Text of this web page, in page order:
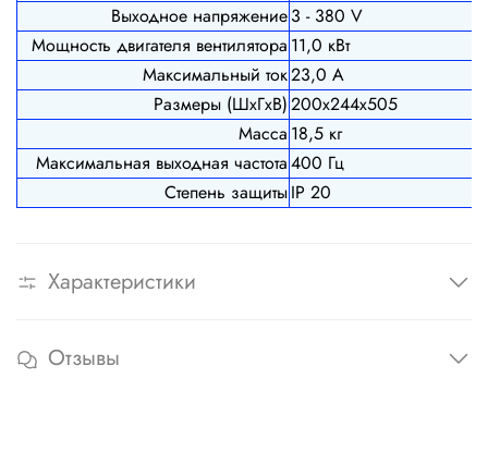
Выходное напряжение3 - 380 V
Мощность двигателя вентилятора 11,0 кВт
Максимальный ток23,0 А
Размеры (ШхГхВ)200х244х505
Масса 18,5 кг
Максимальная выходная частота400 Гц
Степень защитыIP 20
Характеристики
Отзывы